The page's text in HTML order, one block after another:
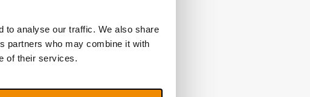
to analyse our traffic. We also share
partners who may combine it with
of their services.